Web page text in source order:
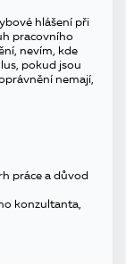
hlášení při
pracovního
nevím, kde
pokud jsou
nemají,
práce a důvod
konzultanta,